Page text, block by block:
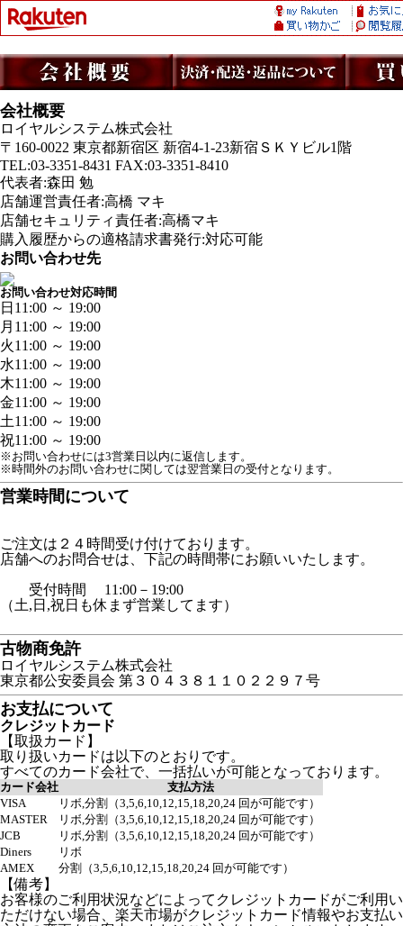
会社概要
ロイヤルシステム株式会社
〒160-0022 東京都新宿区 新宿4-1-23新宿ＳＫＹビル1階
TEL:03-3351-8431 FAX:03-3351-8410
代表者:森田 勉
店舗運営責任者:高橋 マキ
店舗セキュリティ責任者:高橋マキ
購入履歴からの適格請求書発行:対応可能
お問い合わせ先
お問い合わせ対応時間
日 11:00 ～ 19:00
月 11:00 ～ 19:00
火11:00 ～ 19:00
水11:00 ～ 19:00
木11:00 ～ 19:00
金11:00 ～ 19:00
土11:00 ～ 19:00
祝11:00 ～ 19:00
※お問い合わせには3営業日以内に返信します。
※時間外のお問い合わせに関しては翌営業日の受付となります。
営業時間について
ご注文は２４時間受け付けております。
店舗へのお問合せは、下記の時間帯にお願いいたします。
受付時間 11:00－19:00
（土,日,祝日も休まず営業してます）
古物商免許
ロイヤルシステム株式会社
東京都公安委員会 第３０４３８１１０２２９７号
お支払について
クレジットカード
【取扱カード】
取り扱いカードは以下のとおりです。
すべてのカード会社で、一括払いが可能となっております。
カード会社
支払方法
VISA
リボ,分割（3,5,6,10,12,15,18,20,24 回が可能です）
MASTER
リボ,分割（3,5,6,10,12,15,18,20,24 回が可能です）
JCB
リボ,分割（3,5,6,10,12,15,18,20,24 回が可能です）
Diners
リボ
AMEX
分割（3,5,6,10,12,15,18,20,24 回が可能です）
【備考】
お客様のご利用状況などによってクレジットカードがご利用い
ただけない場合、楽天市場がクレジットカード情報やお支払い